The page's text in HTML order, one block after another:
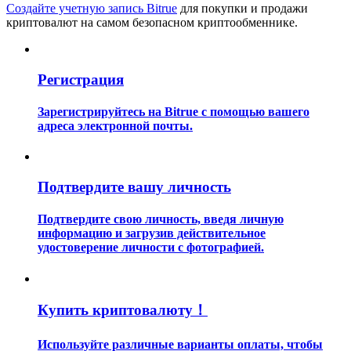
Гид
Торговые стратегии
Создайте учетную запись Bitrue для покупки и продажи
криптовалют на самом безопасном криптообменнике.
Регистрация
Зарегистрируйтесь на Bitrue с помощью вашего
адреса электронной почты.
Подтвердите вашу личность
Подтвердите свою личность, введя личную
информацию и загрузив действительное
удостоверение личности с фотографией.
Купить криптовалюту！
Используйте различные варианты оплаты, чтобы